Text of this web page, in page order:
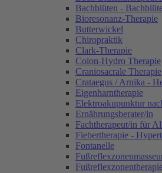
Bachblüten -
Bioresonanz-Therapie
Butterwickel
Chiropraktik
Clark-Therapie
Colon-Hydro Therapie
Craniosacrale Therapie
Crataegus / Arnika -
Eigenharntherapie
Elektroakupunktur
Ernährungsberater/in
Fachtherapeut/in für
Fiebertherapie -
Fontanelle